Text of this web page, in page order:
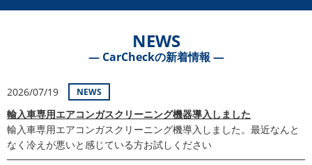
NEWS
― CarCheckの新着情報 ―
2026/07/19 NEWS
輸入車専用エアコンガスクリーニング機器導入しました
輸入車専用エアコンガスクリーニング機導入しました。最近なんと
なく冷えが悪いと感じている方お試しください